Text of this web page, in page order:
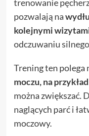
trenowanie
pozwalają na
kolejnymi
odczuwaniu
Trening ten polega
moczu, na
można zwiększać.
naglących parć i
moczowy.